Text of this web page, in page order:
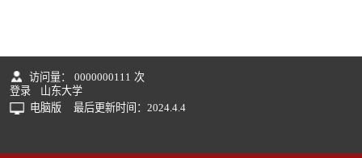
访问量： 0000000111 次
登录
山东大学
电脑版
最后更新时间： 2024.4.4